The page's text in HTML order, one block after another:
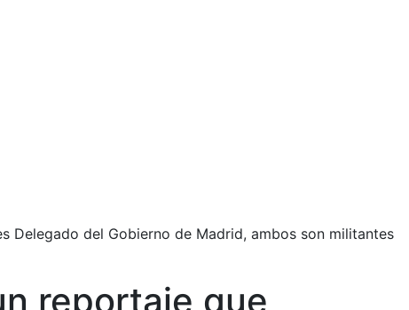
Delegado del Gobierno de Madrid, ambos son militantes
reportaje que